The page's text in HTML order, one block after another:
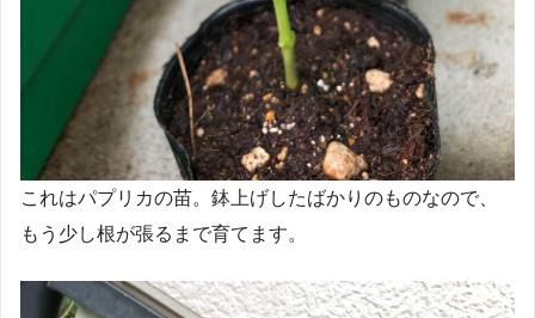
これはパプリカの苗。鉢上げしたばかりのものなので、
もう少し根が張るまで育てます。